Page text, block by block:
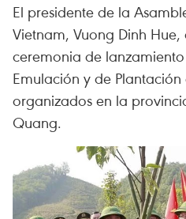
El presidente de la
Vietnam, Vuong Dinh
ceremonia de
Emulación y de
organizados en la
Quang.